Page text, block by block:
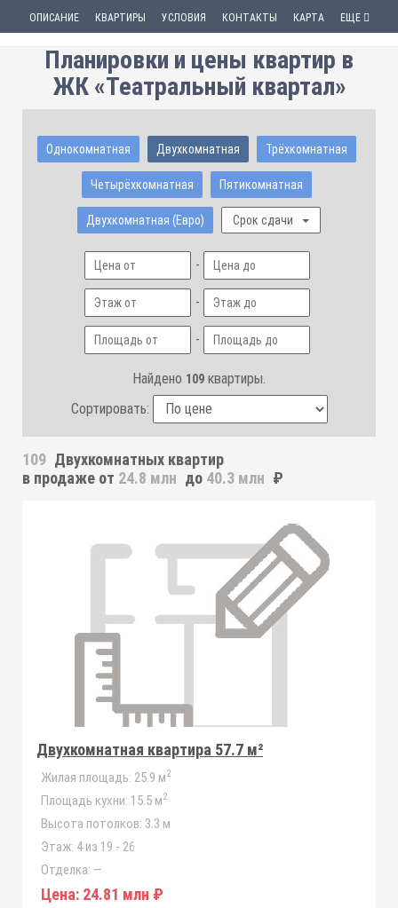
ОПИСАНИЕ КВАРТИРЫ УСЛОВИЯ КОНТАКТЫ КАРТА ЕЩЕ
Планировки и цены квартир в
ЖК «Театральный квартал»
Однокомнатная Двухкомнатная Трёхкомнатная
Четырёхкомнатная Пятикомнатная
Двухкомнатная (Евро) Срок сдачи
-
-
-
Найдено 109 квартиры.
Сортировать:
109 Двухкомнатных квартир
в продаже от 24.8 млн до 40.3 млн ₽
Двухкомнатная квартира 57.7 м²
Жилая площадь: 25.9 м2
Площадь кухни: 15.5 м2
Высота потолков: 3.3 м
Этаж: 4 из 19 - 26
Отделка: —
Цена: 24.81 млн ₽